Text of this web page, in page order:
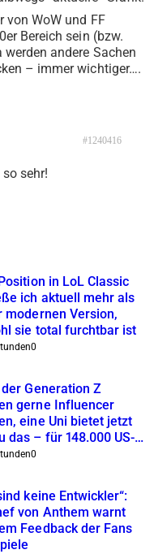
von WoW und FF
Bereich sein (bzw.
andere Sachen
– immer wichtiger….
#1240416
sehr!
in LoL Classic
ich aktuell mehr als
modernen Version,
sie total furchtbar ist
0
Generation Z
gerne Influencer
eine Uni bietet jetzt
das – für 148.000 US-
0
keine Entwickler“:
von Anthem warnt
Feedback der Fans